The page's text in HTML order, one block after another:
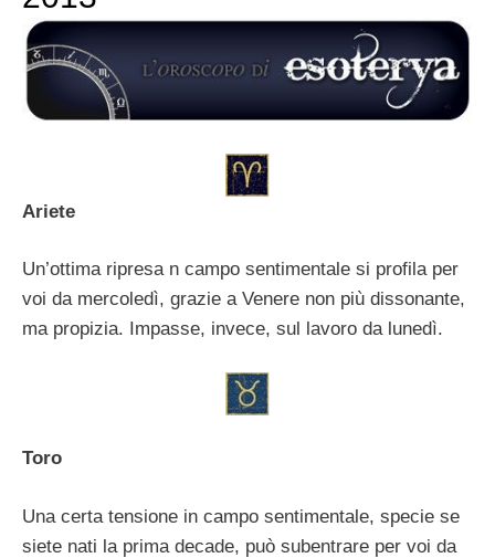
Ariete
Un’ottima ripresa n campo sentimentale si profila per
voi da mercoledì, grazie a Venere non più dissonante,
ma propizia. Impasse, invece, sul lavoro da lunedì.
Toro
Una certa tensione in campo sentimentale, specie se
siete nati la prima decade, può subentrare per voi da